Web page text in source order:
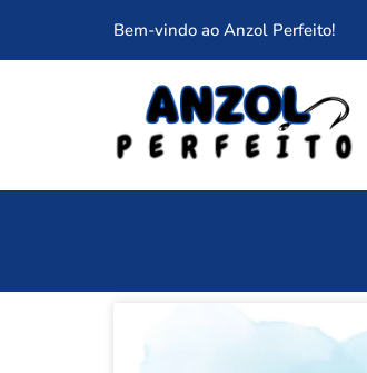
Bem-vindo ao Anzol Perfeito!